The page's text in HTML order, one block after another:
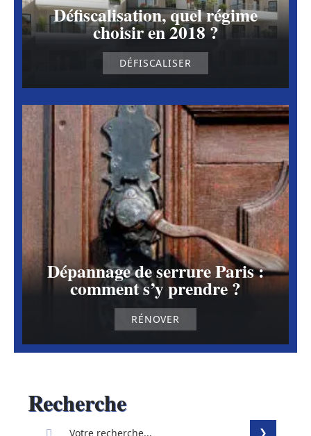
Défiscalisation, quel régime
choisir en 2018 ?
DÉFISCALISER
Dépannage de serrure Paris :
comment s’y prendre ?
RÉNOVER
Recherche